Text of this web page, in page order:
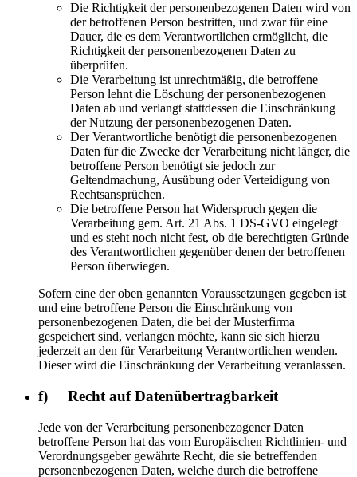
Die Richtigkeit der personenbezogenen Daten wird von
der betroffenen Person bestritten, und zwar für eine
Dauer, die es dem Verantwortlichen ermöglicht, die
Richtigkeit der personenbezogenen Daten zu
überprüfen.
Die Verarbeitung ist unrechtmäßig, die betroffene
Person lehnt die Löschung der personenbezogenen
Daten ab und verlangt stattdessen die Einschränkung
der Nutzung der personenbezogenen Daten.
Der Verantwortliche benötigt die personenbezogenen
Daten für die Zwecke der Verarbeitung nicht länger, die
betroffene Person benötigt sie jedoch zur
Geltendmachung, Ausübung oder Verteidigung von
Rechtsansprüchen.
Die betroffene Person hat Widerspruch gegen die
Verarbeitung gem. Art. 21 Abs. 1 DS-GVO eingelegt
und es steht noch nicht fest, ob die berechtigten Gründe
des Verantwortlichen gegenüber denen der betroffenen
Person überwiegen.
Sofern eine der oben genannten Voraussetzungen gegeben ist
und eine betroffene Person die Einschränkung von
personenbezogenen Daten, die bei der Musterfirma
gespeichert sind, verlangen möchte, kann sie sich hierzu
jederzeit an den für Verarbeitung Verantwortlichen wenden.
Dieser wird die Einschränkung der Verarbeitung veranlassen.
f) Recht auf Datenübertragbarkeit
Jede von der Verarbeitung personenbezogener Daten
betroffene Person hat das vom Europäischen Richtlinien- und
Verordnungsgeber gewährte Recht, die sie betreffenden
personenbezogenen Daten, welche durch die betroffene